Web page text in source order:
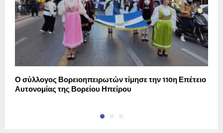
Ο σύλλογος Βορειοηπειρωτών τίμησε την 110η Επέτειο
Αυτονομίας της Βορείου Ηπείρου